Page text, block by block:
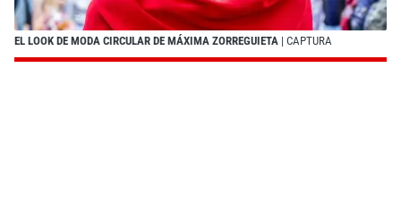
EL LOOK DE MODA CIRCULAR DE MÁXIMA ZORREGUIETA | CAPTURA